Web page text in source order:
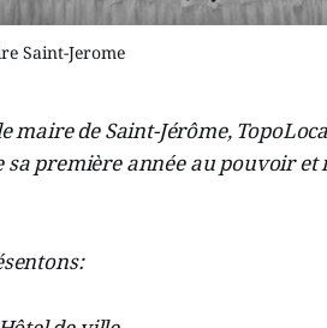
Saint-Jerome
maire de Saint-Jérôme,
première année au pouvoir et